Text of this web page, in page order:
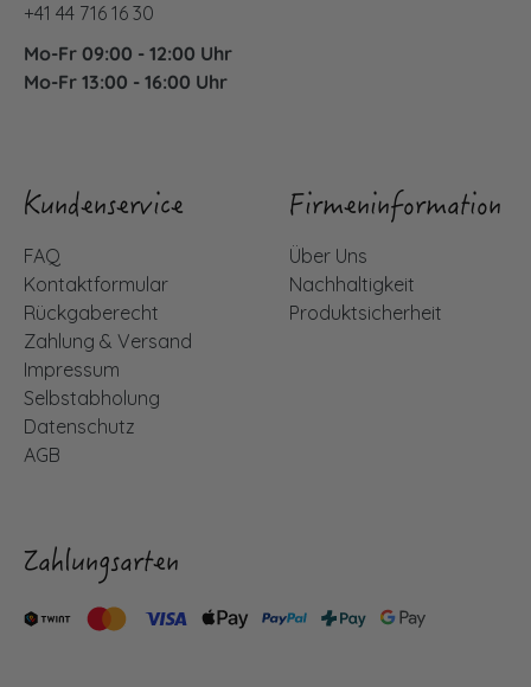
+41 44 716 16 30
Mo-Fr 09:00 - 12:00 Uhr
Mo-Fr 13:00 - 16:00 Uhr
Kundenservice
FAQ
Kontaktformular
Rückgaberecht
Zahlung & Versand
Impressum
Selbstabholung
Datenschutz
AGB
Firmeninformation
Über Uns
Nachhaltigkeit
Produktsicherheit
Zahlungsarten